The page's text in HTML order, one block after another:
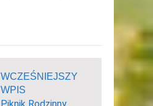
WCZEŚNIEJSZY
WPIS